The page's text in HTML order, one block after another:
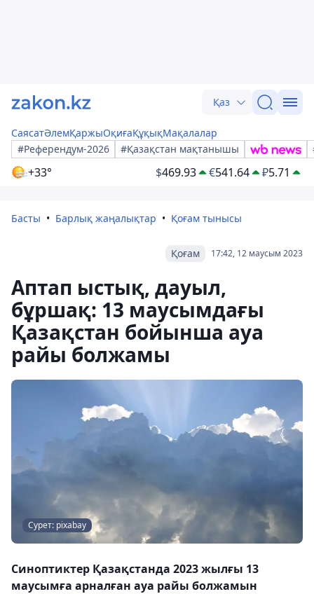
Қаз
СаясатӘлемҚаржыОқиғаҚұқықМақалалар
#Референдум-2026
#Қазақстан мақтанышы
+33° $469.93 €541.64 ₽5.71
Басты Барлық жаңалықтар Қоғам тынысы
17:42, 12 маусым 2023
Қоғам
Аптап ыстық, дауыл,
бұршақ: 13 маусымдағы
Қазақстан бойынша ауа
райы болжамы
Сурет: pixabay
Синоптиктер Қазақстанда 2023 жылғы 13
маусымға арналған ауа райы болжамын